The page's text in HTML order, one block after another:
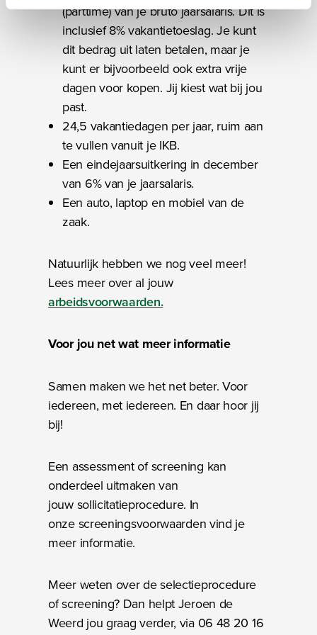
kunnen ontvangen en verwerken.
(parttime) van je bruto jaarsalaris. Dit is
inclusief 8% vakantietoeslag. Je kunt
dit bedrag uit laten betalen, maar je
kunt er bijvoorbeeld ook extra vrije
dagen voor kopen. Jij kiest wat bij jou
past.
24,5 vakantiedagen per jaar, ruim aan
te vullen vanuit je IKB.
Een eindejaarsuitkering in december
van 6% van je jaarsalaris.
Een auto, laptop en mobiel van de
zaak.
Natuurlijk hebben we nog veel meer!
Lees meer over al jouw
arbeidsvoorwaarden.
Voor jou net wat meer informatie
Samen maken we het net beter. Voor
iedereen, met iedereen. En daar hoor jij
bij!
Een assessment of screening kan
onderdeel uitmaken van
jouw sollicitatieprocedure. In
onze screeningsvoorwaarden vind je
meer informatie.
Meer weten over de selectieprocedure
of screening? Dan helpt Jeroen de
Weerd jou graag verder, via 06 48 20 16